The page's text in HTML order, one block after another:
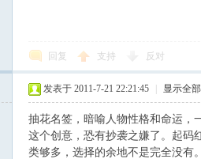
回复 支持 反对
发表于 2011-7-21 22:21:45 显示全
抽花名签，暗喻人物性格和命运，
这个创意，恐有抄袭之嫌了。起码
类够多，选择的余地不是完全没有。